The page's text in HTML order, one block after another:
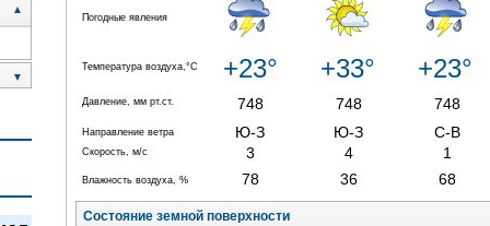
▲
▼
Погодные явления
Температура воздуха,°C +23° +33° +23°
Давление, мм рт.ст. 748 748 748
Направление ветра Ю-З Ю-З С-В
Скорость, м/с 3 4 1
Влажность воздуха, % 78 36 68
Состояние земной поверхности